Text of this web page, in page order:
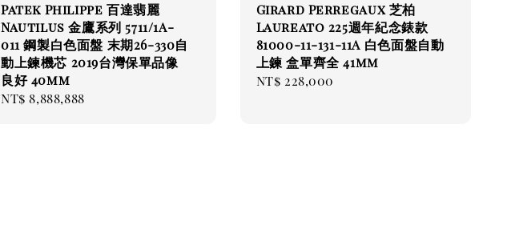
Patek Philippe 百達翡麗
Nautilus 金鷹系列 5711/1A-
011 鋼製白色面盤 末期26-330自
動上鍊機芯 2019台灣保單品像
良好 40mm
Regular
NT$ 8,888,888
Girard Perregaux 芝柏
Laureato 225週年紀念錶款
81000-11-131-11A 白色面盤自動
上鍊 盒單齊全 41mm
Regular
NT$ 228,000